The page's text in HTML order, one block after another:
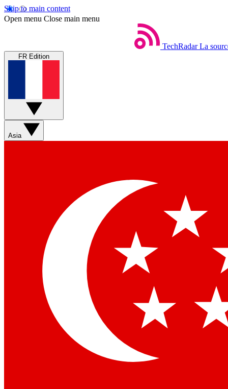
Skip to main content
Open menu Close main menu
TechRadar La
FR Edition
Asia